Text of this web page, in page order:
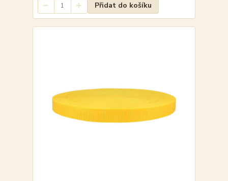
Přidat do košíku